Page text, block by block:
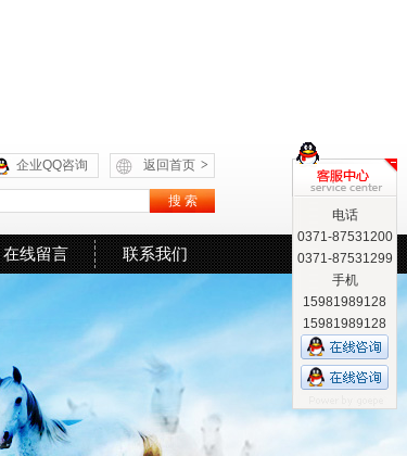
返回首页 >
企业QQ咨询
在线留言 联系我们
电话
0371-87531200
0371-87531299
手机
15981989128
15981989128